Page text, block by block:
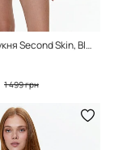
Коротка сукня Second Skin, Black
1 499 грн